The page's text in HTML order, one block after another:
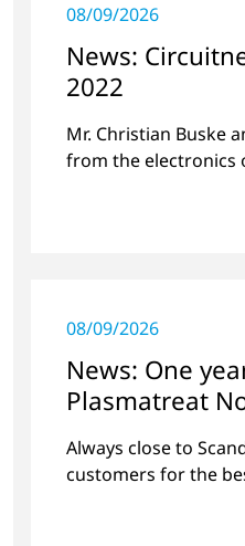
08/09/2026
News:
2022
Mr. Christian Buske
from the electronics
Circuitnet regarding
08/09/2026
News: One
Plasmatreat
Always close to
customers for the